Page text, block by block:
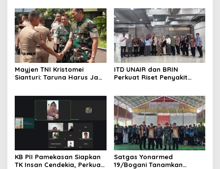
Mayjen TNI Kristomei
Sianturi: Taruna Harus Jadi
ITD UNAIR dan BRIN
Perkuat Riset Penyakit
KB PII Pamekasan Siapkan
TK Insan Cendekia, Perkuat
Satgas Yonarmed
19/Bogani Tanamkan